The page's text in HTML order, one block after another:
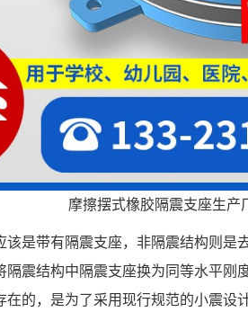
摩擦摆式橡胶隔震支座生产
该是带有隔震支座，非隔震结构则是
隔震结构中隔震支座换为同等水平刚
在的，是为了采用现行规范的小震设